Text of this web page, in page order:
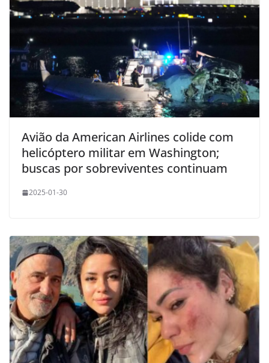
Avião da American Airlines colide com
helicóptero militar em Washington;
buscas por sobreviventes continuam
2025-01-30